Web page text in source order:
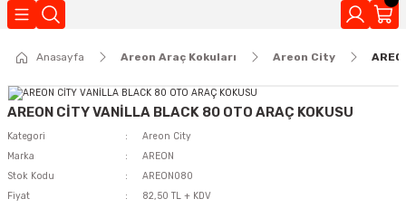
Anasayfa Areon Araç Kokuları Areon City
AREON CİTY VANİLLA BLACK 80 OTO ARAÇ KOKUSU
Kategori
Areon City
Marka
AREON
Stok Kodu
AREON080
Fiyat
82,50 TL + KDV